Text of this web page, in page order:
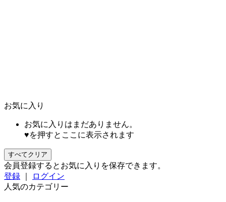
お気に入り
お気に入りはまだありません。
♥を押すとここに表示されます
すべてクリア
会員登録するとお気に入りを保存できます。
登録
ログイン
人気のカテゴリー